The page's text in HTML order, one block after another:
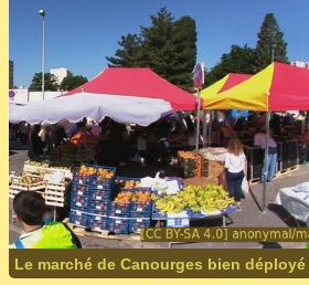
Le marché de Canourges bien déployé